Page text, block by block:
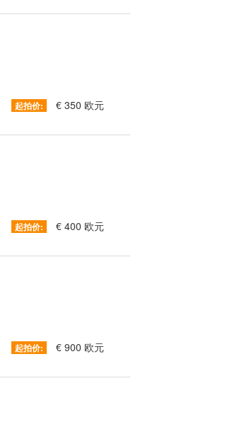
起拍价: € 350 欧元
起拍价: € 400 欧元
起拍价: € 900 欧元